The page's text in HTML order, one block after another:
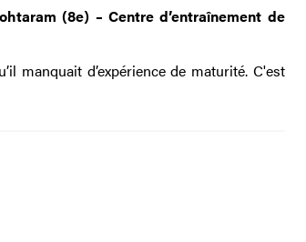
(8e) – Centre d’entraînement de
manquait d’expérience de maturité. C'est